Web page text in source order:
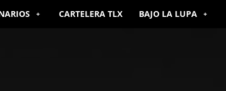
CARTELERA TLX BAJO LA LUPA